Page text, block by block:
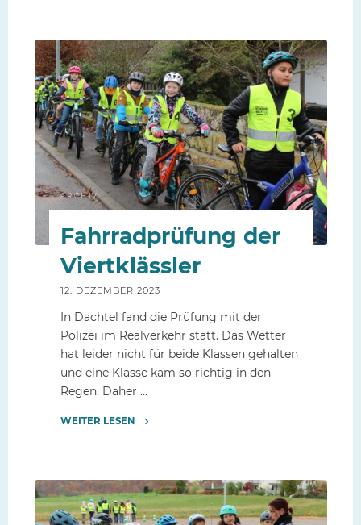
zu
Besuch"
ARCHIV
Fahrradprüfung der
Viertklässler
12. DEZEMBER 2023
In Dachtel fand die Prüfung mit der
Polizei im Realverkehr statt. Das Wetter
hat leider nicht für beide Klassen gehalten
und eine Klasse kam so richtig in den
Regen. Daher …
WEITER LESEN